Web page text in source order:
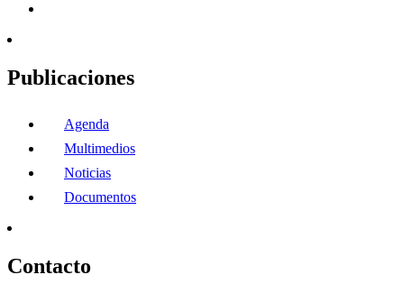
Publicaciones
Agenda
Multimedios
Noticias
Documentos
Contacto